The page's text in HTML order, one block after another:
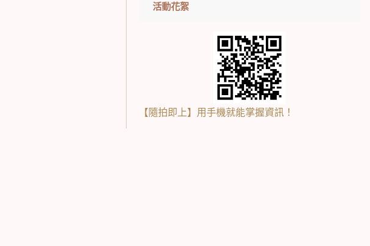
活動花絮
【隨拍即上】用手機就能掌握資訊！